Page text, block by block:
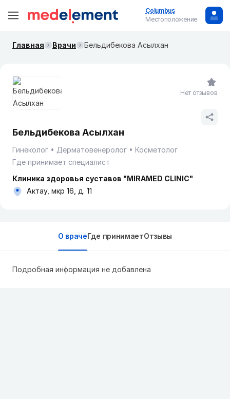
Columbus
Местоположение
Главная Врачи Бельдибекова Асылхан
Бельдибекова Асылхан
Гинеколог Дерматовенеролог
Косметолог
Где принимает специалист
Клиника здоровья суставов "MIRAMED CLINIC"
Актау, мкр 16, д. 11
Нет отзывов
О врачеГде принимаетОтзывы
Подробная информация не добавлена